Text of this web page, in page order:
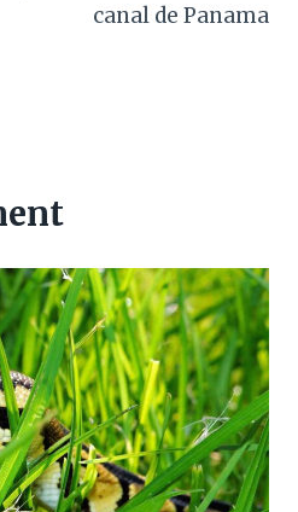
canal de Panama